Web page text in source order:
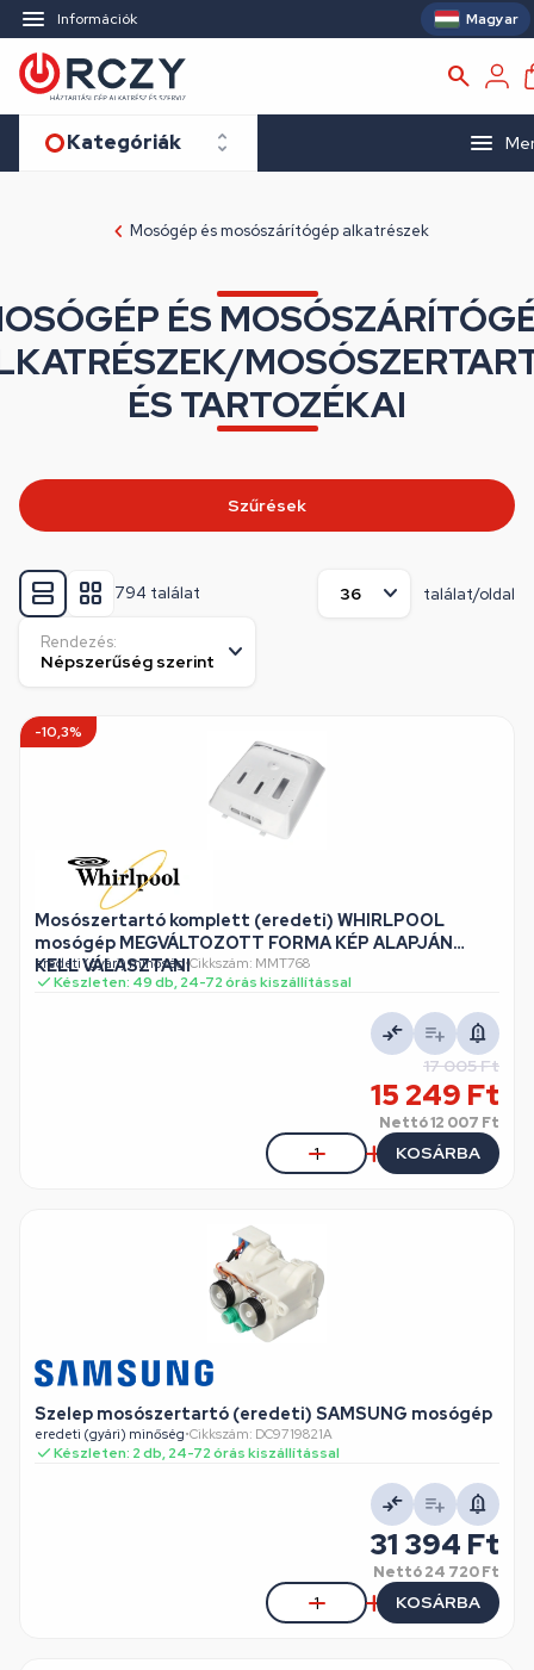
Információk Magyar
Kategóriák
Mosógép és mosószárítógép alkatrészek
ÉS
ÉS TARTOZÉKAI
794 találat találat/oldal
Rendezés:
-10,3%
Mosószertartó komplett (eredeti) WHIRLPOOL
mosógép MEGVÁLTOZOTT FORMA KÉP ALAPJÁN
KELL VÁLASZTANI
eredeti (gyári) minőség•Cikkszám: MMT768
Készleten: 49 db, 24-72 órás kiszállítással
17 005 Ft
15 249 Ft
Nettó12 007 Ft
KOSÁRBA
Szelep mosószertartó (eredeti) SAMSUNG mosógép
eredeti (gyári) minőség•Cikkszám: DC9719821A
Készleten: 2 db, 24-72 órás kiszállítással
31 394 Ft
Nettó24 720 Ft
KOSÁRBA
Szűrések